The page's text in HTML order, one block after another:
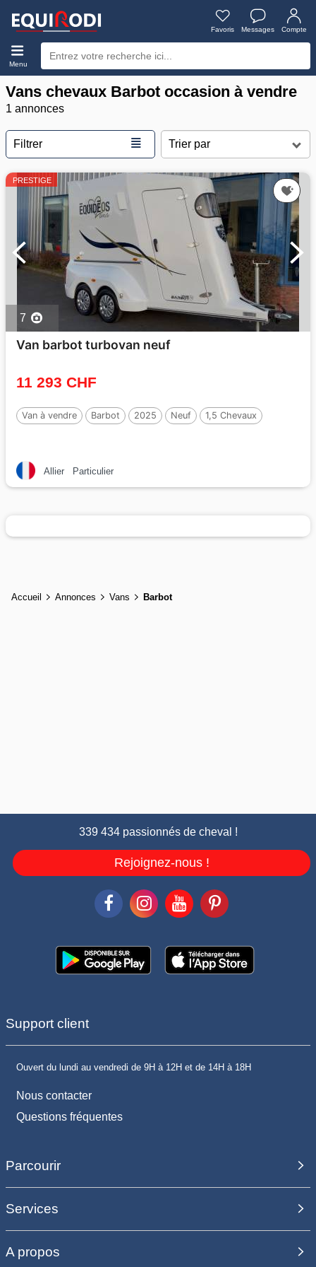
Favoris Messages Compte
Menu
Vans chevaux Barbot occasion à vendre
1 annonces
Filtrer ≣
PRESTIGE
7
Van barbot turbovan neuf
11 293 CHF
Van à vendre Barbot 2025 Neuf 1,5 Chevaux
Allier Particulier
Accueil Annonces Vans Barbot
339 434 passionnés de cheval !
Rejoignez-nous !
Support client
Ouvert du lundi au vendredi de 9H à 12H et de 14H à 18H
Nous contacter
Questions fréquentes
Parcourir
Services
A propos